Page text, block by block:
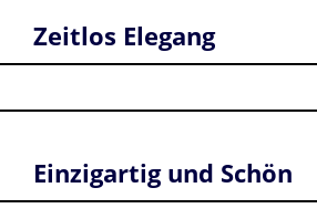
Zeitlos Elegang
Einzigartig und Schön